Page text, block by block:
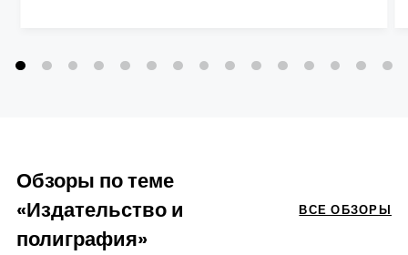
Обзоры по теме
«Издательство и
полиграфия»
ВСЕ ОБЗОРЫ